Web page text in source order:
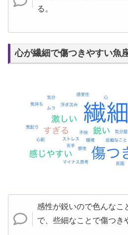
る。
心が繊細で傷つきやすい魚
感性が鋭いので色んなこ
で、些細なことで傷つき